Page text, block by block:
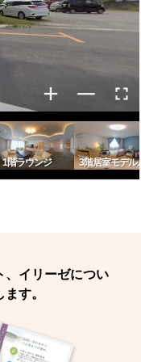
1階ラウンジ 3階居室モデル
、イリーゼについ
す。